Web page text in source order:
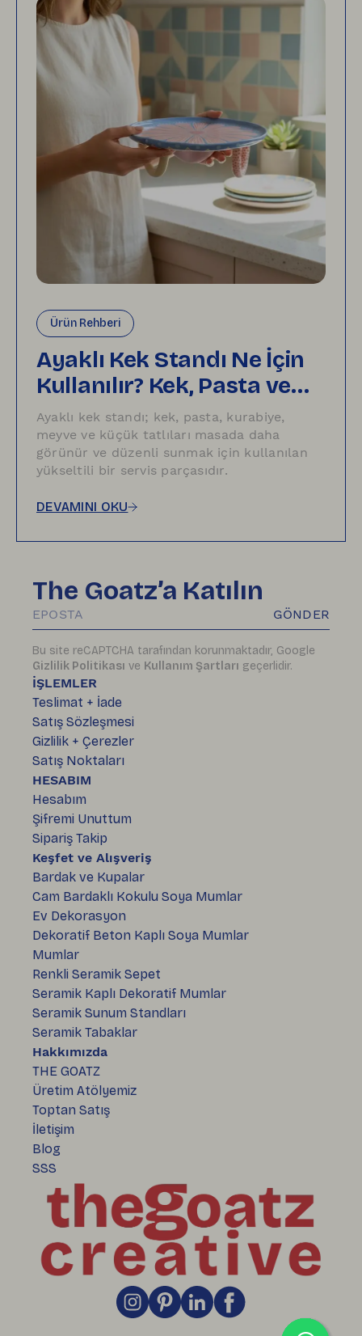
Ürün Rehberi
Ayaklı Kek Standı Ne İçin
Kullanılır? Kek, Pasta ve
Tatlı Sunumu İçin Fikirler
Ayaklı kek standı; kek, pasta, kurabiye,
meyve ve küçük tatlıları masada daha
görünür ve düzenli sunmak için kullanılan
yükseltili bir servis parçasıdır.
DEVAMINI OKU
İŞLEMLER
Teslimat + İade
Satış Sözleşmesi
Gizlilik + Çerezler
Satış Noktaları
HESABIM
Hesabım
Şifremi Unuttum
Sipariş Takip
Keşfet ve Alışveriş
Bardak ve Kupalar
Cam Bardaklı Kokulu Soya Mumlar
Ev Dekorasyon
Dekoratif Beton Kaplı Soya Mumlar
Mumlar
Renkli Seramik Sepet
Seramik Kaplı Dekoratif Mumlar
Seramik Sunum Standları
Seramik Tabaklar
Hakkımızda
THE GOATZ
Üretim Atölyemiz
Toptan Satış
İletişim
Blog
SSS
The Goatz’a Katılın
GÖNDER
Bu site reCAPTCHA tarafından korunmaktadır, Google
Gizlilik Politikası ve Kullanım Şartları geçerlidir.